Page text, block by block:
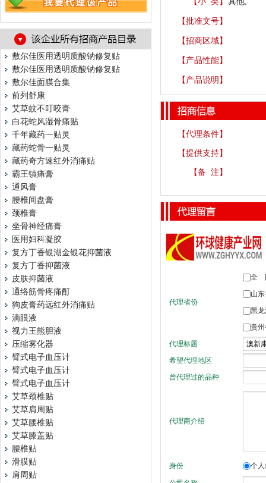
敷尔佳医用透明质酸钠修复贴
敷尔佳医用透明质酸钠修复贴
敷尔佳面膜合集
前列舒康
艾草蚊不叮咬膏
白花蛇风湿骨痛贴
千年藏药一贴灵
藏药蛇骨一贴灵
藏药奇方速红外消痛贴
霸王镇痛膏
通风膏
腰椎间盘膏
颈椎膏
坐骨神经痛膏
医用妇科凝胶
复方丁香银湖金银花抑菌液
复方丁香抑菌液
皮肤抑菌液
通络筋骨疼痛酊
狗皮膏药远红外消痛贴
滴眼液
视力王熊胆液
压缩雾化器
臂式电子血压计
臂式电子血压计
臂式电子血压计
艾草颈椎贴
艾草肩周贴
艾草腰椎贴
艾草膝盖贴
腰椎贴
滑膜贴
肩周贴
【批准文号】
【招商区域】
【产品性能】
【产品说明】
【代理条件】
【提供支持】
【备 注】